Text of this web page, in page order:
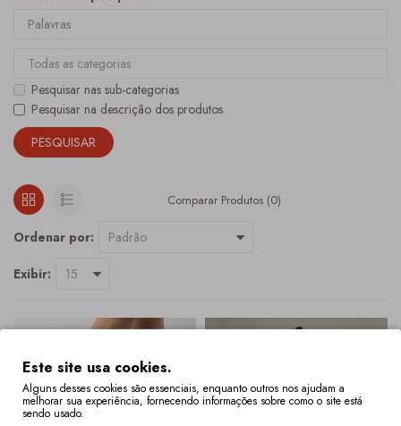
Pesquisar nas sub-categorias
Pesquisar na descrição dos produtos
Comparar Produtos (0)
Ordenar por:
Exibir:
Este site usa cookies.
Alguns desses cookies são essenciais, enquanto outros nos ajudam a
melhorar sua experiência, fornecendo informações sobre como o site está
sendo usado.